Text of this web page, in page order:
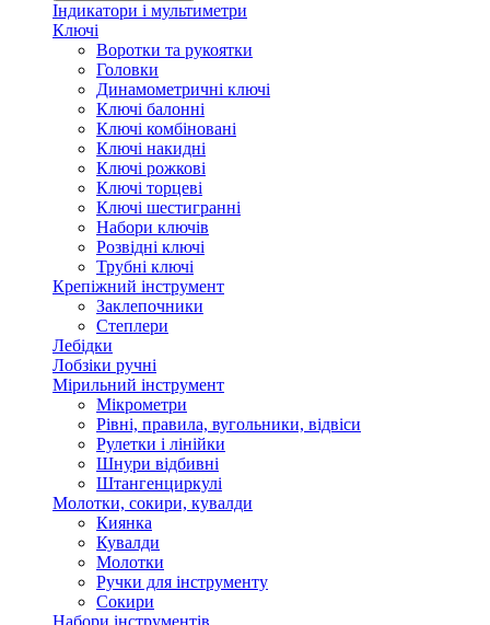
Індикатори і мультиметри
Ключі
Воротки та рукоятки
Головки
Динамометричні ключі
Ключі балонні
Ключі комбіновані
Ключі накидні
Ключі рожкові
Ключі торцеві
Ключі шестигранні
Набори ключів
Розвідні ключі
Трубні ключі
Крепіжний інструмент
Заклепочники
Степлери
Лебідки
Лобзіки ручні
Мірильний інструмент
Мікрометри
Рівні, правила, вугольники, відвіси
Рулетки і лінійки
Шнури відбивні
Штангенциркулі
Молотки, сокири, кувалди
Киянка
Кувалди
Молотки
Ручки для інструменту
Сокири
Набори інструментів